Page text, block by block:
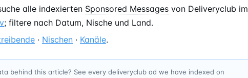
alle indexierten Sponsored Messages von Deliveryclub im
; filtere nach Datum, Nische und Land.
· Nischen · Kanäle.
behind this article? See every deliveryclub ad we have indexed on